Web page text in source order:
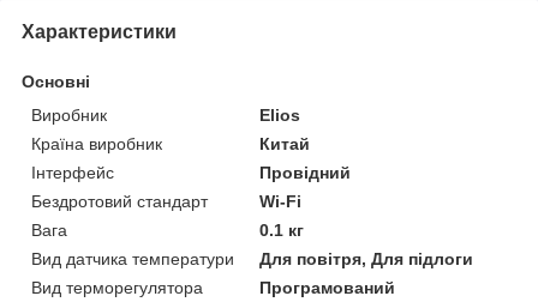
Характеристики
Основні
Виробник
Elios
Країна виробник
Китай
Інтерфейс
Провідний
Бездротовий стандарт
Wi-Fi
Вага
0.1 кг
Вид датчика температури
Для повітря, Для підлоги
Вид терморегулятора
Програмований